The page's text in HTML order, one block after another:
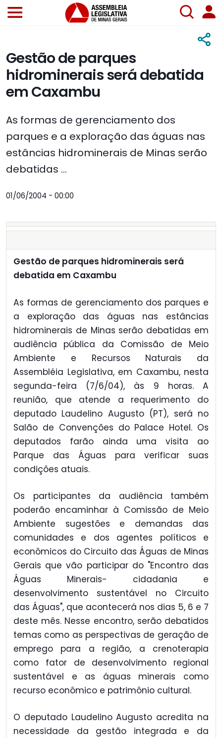
Gestão de parques
hidrominerais será debatida
em Caxambu
As formas de gerenciamento dos
parques e a exploração das águas nas
estâncias hidrominerais de Minas serão
debatidas ...
01/06/2004 - 00:00
Gestão de parques hidrominerais será
debatida em Caxambu
As formas de gerenciamento dos parques e
a exploração das águas nas estâncias
hidrominerais de Minas serão debatidas em
audiência pública da Comissão de Meio
Ambiente e Recursos Naturais da
Assembléia Legislativa, em Caxambu, nesta
segunda-feira (7/6/04), às 9 horas. A
reunião, que atende a requerimento do
deputado Laudelino Augusto (PT), será no
Salão de Convenções do Palace Hotel. Os
deputados farão ainda uma visita ao
Parque das Águas para verificar suas
condições atuais.
Os participantes da audiência também
poderão encaminhar à Comissão de Meio
Ambiente sugestões e demandas das
comunidades e dos agentes políticos e
econômicos do Circuito das Águas de Minas
Gerais que vão participar do "Encontro das
Águas Minerais- cidadania e
desenvolvimento sustentável no Circuito
das Águas", que acontecerá nos dias 5, 6 e 7
deste mês. Nesse encontro, serão debatidos
temas como as perspectivas de geração de
emprego para a região, a crenoterapia
como fator de desenvolvimento regional
sustentável e as águas minerais como
recurso econômico e patrimônio cultural.
O deputado Laudelino Augusto acredita na
necessidade da gestão integrada e da